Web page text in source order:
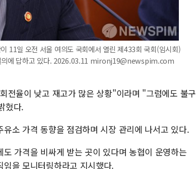
11일 오전 서울 여의도 국회에서 열린 제433회 국회(임시회)
의에 답하고 있다. 2026.03.11 mironj19@newspim.com
전율이 낮고 재고가 많은 상황"이라며 "그럼에도 불구
혔다.
소 가격 동향을 점검하며 시장 관리에 나서고 있다.
가격을 비싸게 받는 곳이 있다며 농협이 운영하는
을 모니터링하라고 지시했다.